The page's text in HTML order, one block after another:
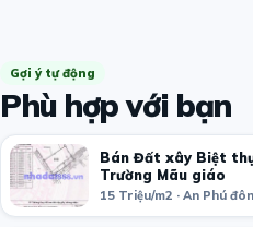
Gợi ý tự động
Phù hợp với bạn
Bán Đất xây Biệt
Trường Mãu giáo
15 Triệu/m2 · An Phú